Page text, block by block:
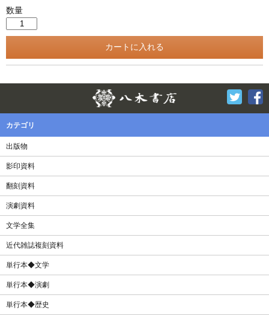
数量
Twitter
カテゴリ
出版物
影印資料
翻刻資料
演劇資料
文学全集
近代雑誌複刻資料
単行本◆文学
単行本◆演劇
単行本◆歴史